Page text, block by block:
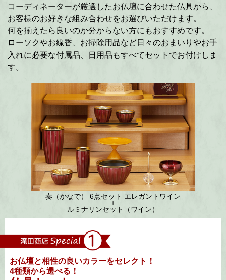
コーディネーターが厳選したお仏壇に合わせた仏具から、
お客様のお好きな組み合わせをお選びいただけます。
何を揃えたら良いのか分からない方にもおすすめです。
ローソクやお線香、お掃除用品など日々のおまいりやお手
入れに必要な付属品、日用品もすべてセットでお付けしま
す。
奏（かなで） 6点セット エレガントワイン
+
ルミナリンセット（ワイン）
お仏壇と相性の良いカラーをセレクト！
4種類から選べる！